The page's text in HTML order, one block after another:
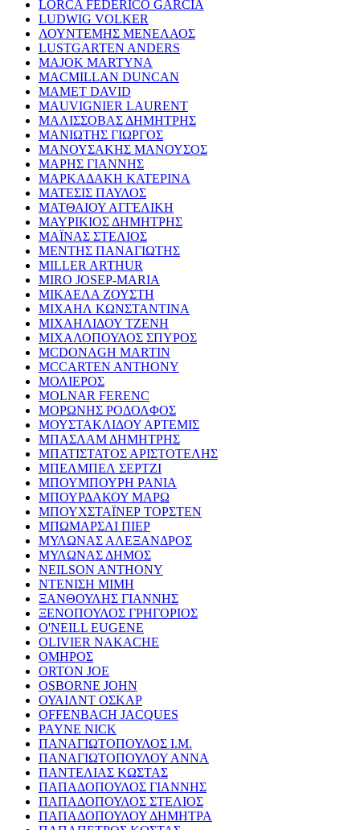
LORCA FEDERICO GARCIA
LUDWIG VOLKER
ΛΟΥΝΤΕΜΗΣ ΜΕΝΕΛΑΟΣ
LUSTGARTEN ANDERS
MAJOK MARTYNA
MACMILLAN DUNCAN
MAMET DAVID
MAUVIGNIER LAURENT
ΜΑΛΙΣΣΟΒΑΣ ΔΗΜΗΤΡΗΣ
ΜΑΝΙΩΤΗΣ ΓΙΩΡΓΟΣ
ΜΑΝΟΥΣΑΚΗΣ ΜΑΝΟΥΣΟΣ
ΜΑΡΗΣ ΓΙΑΝΝΗΣ
ΜΑΡΚΑΔΑΚΗ ΚΑΤΕΡΙΝΑ
ΜΑΤΕΣΙΣ ΠΑΥΛΟΣ
ΜΑΤΘΑΙΟΥ ΑΓΓΕΛΙΚΗ
ΜΑΥΡΙΚΙΟΣ ΔΗΜΗΤΡΗΣ
ΜΑΪΝΑΣ ΣΤΕΛΙΟΣ
ΜΕΝΤΗΣ ΠΑΝΑΓΙΩΤΗΣ
MILLER ARTHUR
MIRO JOSEP-MARIA
ΜΙΚΑΕΛΑ ΖΟΥΣΤΗ
ΜΙΧΑΗΛ ΚΩΝΣΤΑΝΤΙΝΑ
ΜΙΧΑΗΛΙΔΟΥ ΤΖΕΝΗ
ΜΙΧΑΛΟΠΟΥΛΟΣ ΣΠΥΡΟΣ
MCDONAGH MARTIN
MCCARTEN ANTHONY
ΜΟΛΙΕΡΟΣ
MOLNAR FERENC
ΜΟΡΩΝΗΣ ΡΟΔΟΛΦΟΣ
ΜΟΥΣΤΑΚΛΙΔΟΥ ΑΡΤΕΜΙΣ
ΜΠΑΣΛΑΜ ΔΗΜΗΤΡΗΣ
ΜΠΑΤΙΣΤΑΤΟΣ ΑΡΙΣΤΟΤΕΛΗΣ
ΜΠΕΛΜΠΕΛ ΣΕΡΤΖΙ
ΜΠΟΥΜΠΟΥΡΗ ΡΑΝΙΑ
ΜΠΟΥΡΔΑΚΟΥ ΜΑΡΩ
ΜΠΟΥΧΣΤΑΪΝΕΡ ΤΟΡΣΤΕΝ
ΜΠΩΜΑΡΣΑΙ ΠΙΕΡ
ΜΥΛΩΝΑΣ ΑΛΕΞΑΝΔΡΟΣ
ΜΥΛΩΝΑΣ ΔΗΜΟΣ
NEILSON ANTHONY
ΝΤΕΝΙΣΗ ΜΙΜΗ
ΞΑΝΘΟΥΛΗΣ ΓΙΑΝΝΗΣ
ΞΕΝΟΠΟΥΛΟΣ ΓΡΗΓΟΡΙΟΣ
O'NEILL EUGENE
OLIVIER NAKACHE
ΟΜΗΡΟΣ
ORTON JOE
OSBORNE JOHN
ΟΥΑΙΛΝΤ ΟΣΚΑΡ
OFFENBACH JACQUES
PAYNE NICK
ΠΑΝΑΓΙΩΤΟΠΟΥΛΟΣ Ι.Μ.
ΠΑΝΑΓΙΩΤΟΠΟΥΛΟΥ ΑΝΝΑ
ΠΑΝΤΕΛΙΑΣ ΚΩΣΤΑΣ
ΠΑΠΑΔΟΠΟΥΛΟΣ ΓΙΑΝΝΗΣ
ΠΑΠΑΔΟΠΟΥΛΟΣ ΣΤΕΛΙΟΣ
ΠΑΠΑΔΟΠΟΥΛΟΥ ΔΗΜΗΤΡΑ